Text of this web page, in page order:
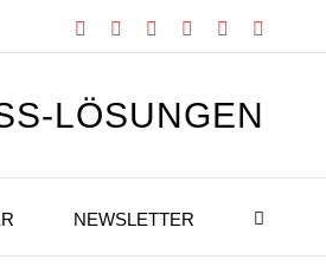
Facebook Instagram
Xing LinkedIn
LÖSUNGEN
NEWSLETTER